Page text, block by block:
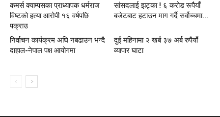
कमर्स क्याम्पसका प्राध्यापक धर्मराज
विष्टको हत्या आरोपी १६ वर्षपछि
पक्राउ
सांसदलाई झट्का ! ६ करोड रूपैयाँ
बजेटबाट हटाउन माग गर्दै सर्वोच्चमा...
निर्वाचन कार्यक्रम अघि नबढाउन भन्दै
दाहाल-नेपाल पक्ष आयोगमा
दुई महिनामा २ खर्ब ३७ अर्ब रुपैयाँ
व्यापार घाटा